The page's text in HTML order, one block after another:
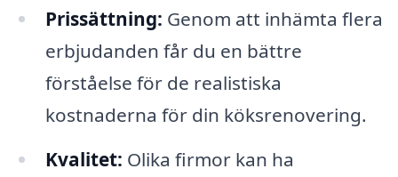
Prissättning: Genom att inhämta flera
erbjudanden får du en bättre
förståelse för de realistiska
kostnaderna för din köksrenovering.
Kvalitet: Olika firmor kan ha